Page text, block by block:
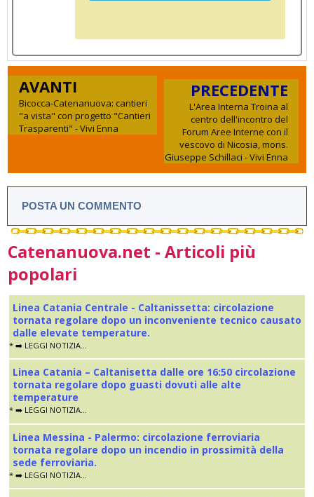
AVANTI
Bicocca-Catenanuova: cantieri
"a vista" con progetto "Cantieri
Trasparenti" - Vivi Enna
PRECEDENTE
L'Area Interna Troina al
centro dell'incontro del
Forum Aree Interne con il
vescovo di Nicosia, mons.
Giuseppe Schillaci - Vivi Enna
POSTA UN COMMENTO
Catenanuova.net - Articoli più
popolari
Linea Catania Centrale - Caltanissetta: circolazione
tornata regolare dopo un inconveniente tecnico causato
dalle elevate temperature.
* ➡️ LEGGI NOTIZIA...
Linea Catania – Caltanisetta dalle ore 16:50 circolazione
tornata regolare dopo guasti dovuti alle alte
temperature
* ➡️ LEGGI NOTIZIA...
Linea Messina - Palermo: circolazione ferroviaria
tornata regolare dopo un incendio in prossimità della
sede ferroviaria.
* ➡️ LEGGI NOTIZIA...